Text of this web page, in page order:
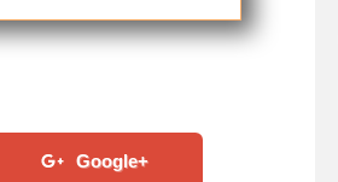
Google+